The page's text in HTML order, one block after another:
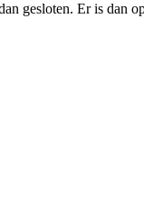
gesloten. Er is dan